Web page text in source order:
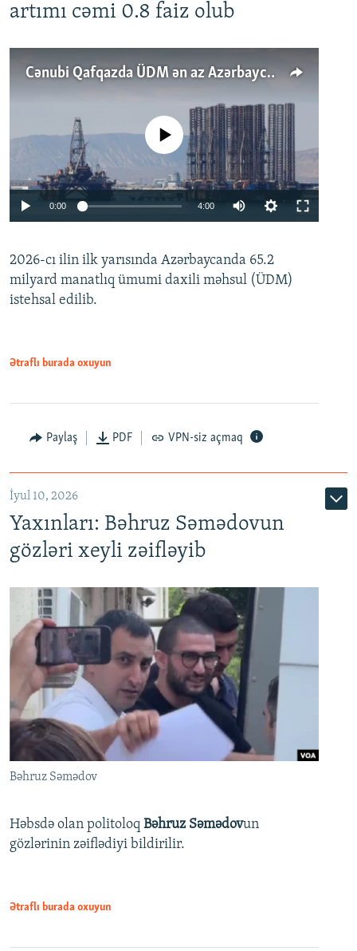
artımı cəmi 0.8 faiz olub
Cənubi Qafqazda ÜDM ən az Azərbaycanda artır: Qonşuları niyə Bakını qabaqlaya bilir?
Auto 240p 360p 480p
No media source currently available
0:00 4:00
360p
480p
2026-cı ilin ilk yarısında Azərbaycanda 65.2
milyard manatlıq ümumi daxili məhsul (ÜDM)
istehsal edilib.
Ətraflı burada oxuyun
Paylaş PDF VPN-siz açmaq
İyul 10, 2026
Yaxınları: Bəhruz Səmədovun
gözləri xeyli zəifləyib
Bəhruz Səmədov
Həbsdə olan politoloq Bəhruz Səmədovun
gözlərinin zəiflədiyi bildirilir.
Ətraflı burada oxuyun